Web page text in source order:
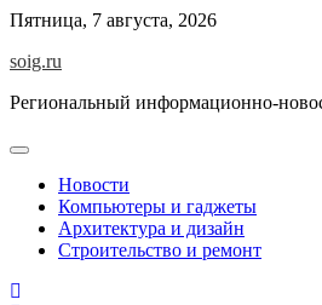
Skip
content
Пятница, 7 августа, 2026
soig.ru
Региональный информационно-
Новости
Компьютеры и гаджеты
Архитектура и дизайн
Строительство и ремонт